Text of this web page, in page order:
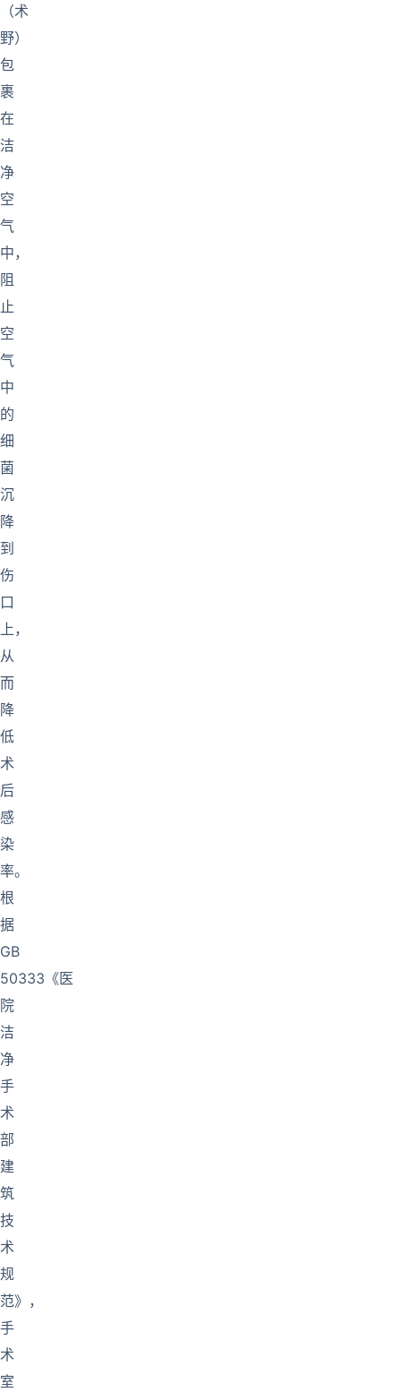
（术
野）
包
裹
在
洁
净
空
气
中，
阻
止
空
气
中
的
细
菌
沉
降
到
伤
口
上，
从
而
降
低
术
后
感
染
率。
根
据
GB
50333《医
院
洁
净
手
术
部
建
筑
技
术
规
范》，
手
术
室